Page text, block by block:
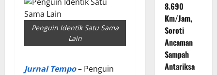
Penguin Identik Satu Sama
Lain
Jurnal Tempo– Penguin
8.690
Km/Jam,
Soroti
Ancaman
Sampah
Antariksa